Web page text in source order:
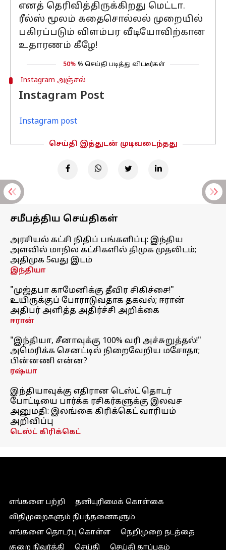
எனத் தெரிவித்திருக்கிறது மெட்டா.
ரீல்ஸ் மூலம் கதைசொல்லல் முறையில்
பகிரப்படும் விளம்பர வீடியோவிற்கான
உதாரணம் கீழே!
50% % செய்தி படித்து விட்டீர்கள்
Instagram அஞ்சல்
Instagram Post
Instagram post
செய்தி இத்துடன் முடிவடைந்தது
சமீபத்திய செய்திகள்
அரசியல் கட்சி நிதிப் பங்களிப்பு: இந்திய
அளவில் மாநில கட்சிகளில் திமுக முதலிடம்;
அதிமுக 5வது இடம்
இந்தியா
"முஜ்தபா காமேனிக்கு தீவிர சிகிச்சை!"
உயிருக்குப் போராடுவதாக தகவல்; ஈரான்
அதிபர் அளித்த அதிர்ச்சி அறிக்கை
ஈரான்
"இந்தியா, சீனாவுக்கு 100% வரி அச்சுறுத்தல்!"
அமெரிக்க செனட்டில் நிறைவேறிய மசோதா;
பின்னணி என்ன?
ரஷ்யா
இந்தியாவுக்கு எதிரான டெஸ்ட் தொடர்
போட்டியை பார்க்க ரசிகர்களுக்கு இலவச
அனுமதி: இலங்கை கிரிக்கெட் வாரியம்
அறிவிப்பு
டெஸ்ட் கிரிக்கெட்
எங்களை பற்றி
தனியுரிமைக் கொள்கை
விதிமுறைகளும் நிபந்தனைகளும்
எங்களை தொடர்பு கொள்ள
நெறிமுறை நடத்தை
குறை நிவர்த்தி
செய்தி செய்தி காப்பகம்